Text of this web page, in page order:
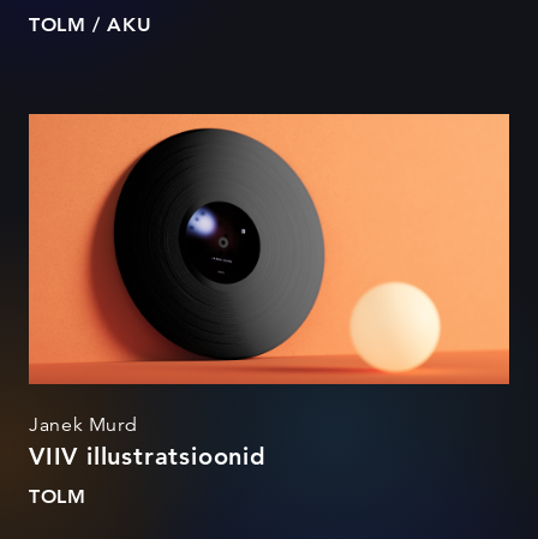
TOLM / AKU
VIIV illustratsioonid
Janek Murd
VIIV illustratsioonid
TOLM